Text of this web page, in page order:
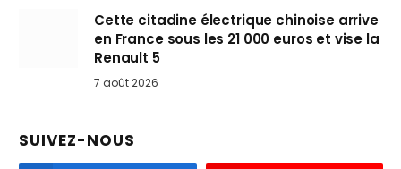
Cette citadine électrique chinoise arrive
en France sous les 21 000 euros et vise la
Renault 5
7 août 2026
SUIVEZ-NOUS